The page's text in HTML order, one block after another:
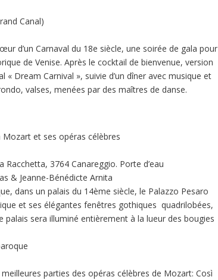
Canal)
d’un Carnaval du 18e siècle, une soirée de gala pour
de Venise. Après le cocktail de bienvenue, version
Dream Carnival », suivie d’un dîner avec musique et
valses, menées par des maîtres de danse.
et ses opéras célèbres
Racchetta, 3764 Canareggio. Porte d’eau
& Jeanne-Bénédicte Arnita
dans un palais du 14ème siècle, le Palazzo Pesaro
et ses élégantes fenêtres gothiques quadrilobées,
palais sera illuminé entièrement à la lueur des bougies
parties des opéras célèbres de Mozart: Così